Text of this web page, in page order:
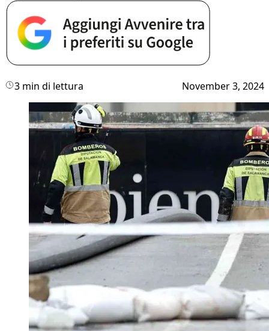
3 min di lettura November 3, 2024